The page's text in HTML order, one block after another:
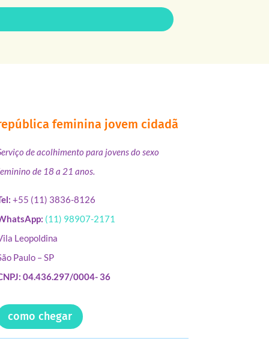
feminina jovem cidadã
de acolhimento para jovens do sexo
de 18 a 21 anos.
+55 (11) 3836-8126
(11) 98907-2171
Leopoldina
Paulo – SP
04.436.297/0004- 36
como chegar